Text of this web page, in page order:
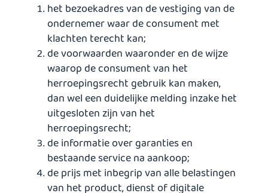
het bezoekadres van de vestiging van de
ondernemer waar de consument met
klachten terecht kan;
de voorwaarden waaronder en de wijze
waarop de consument van het
herroepingsrecht gebruik kan maken,
dan wel een duidelijke melding inzake het
uitgesloten zijn van het
herroepingsrecht;
de informatie over garanties en
bestaande service na aankoop;
de prijs met inbegrip van alle belastingen
van het product, dienst of digitale